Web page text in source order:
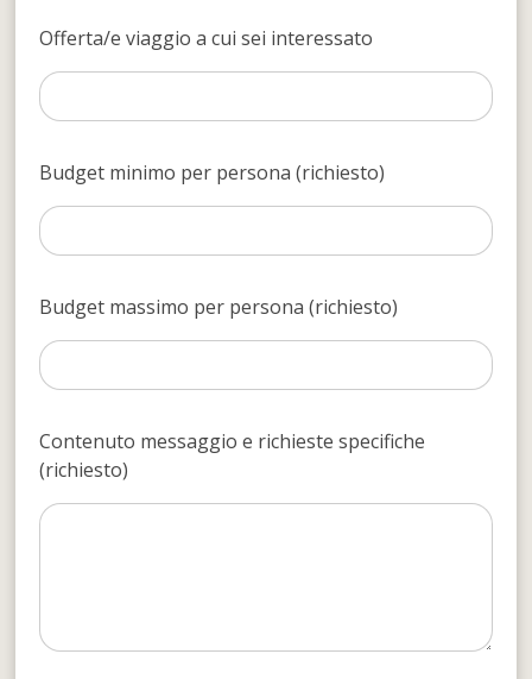
Offerta/e viaggio a cui sei interessato
Budget minimo per persona (richiesto)
Budget massimo per persona (richiesto)
Contenuto messaggio e richieste specifiche
(richiesto)